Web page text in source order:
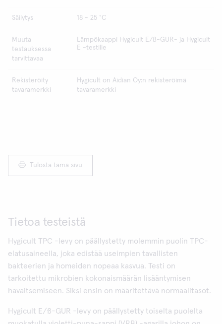
Säilytys 18 - 25 °C
Muuta
testauksessa
tarvittavaa
Lämpökaappi Hygicult E/ß-GUR- ja Hygicult
E -testille
Rekisteröity
tavaramerkki
Hygicult on Aidian Oy:n rekisteröimä
tavaramerkki
Tulosta tämä sivu
Tietoa testeistä
Hygicult TPC -levy on päällystetty molemmin puolin TPC-
elatusaineella, joka edistää useimpien tavallisten
bakteerien ja homeiden nopeaa kasvua. Testi on
tarkoitettu mikrobien kokonaismäärän lisääntymisen
havaitsemiseen. Siksi ensin on määritettävä normaalitasot.
Hygicult E/ß-GUR -levy on päällystetty toiselta puolelta